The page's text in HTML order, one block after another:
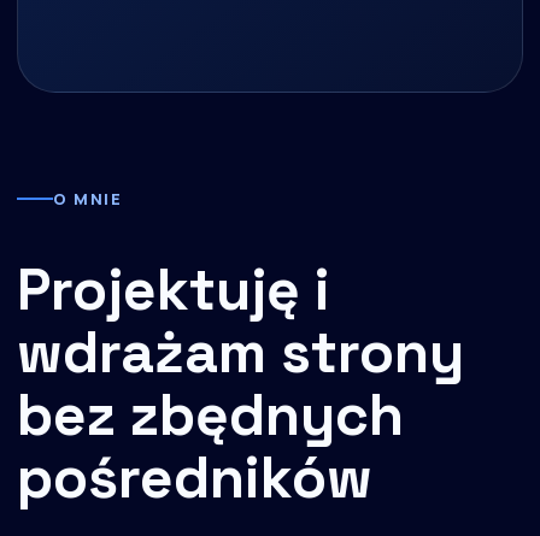
O MNIE
Projektuję i
wdrażam strony
bez zbędnych
pośredników